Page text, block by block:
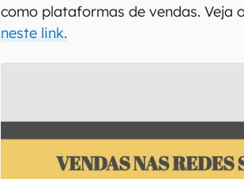
como plataformas de vendas. Veja
neste link.